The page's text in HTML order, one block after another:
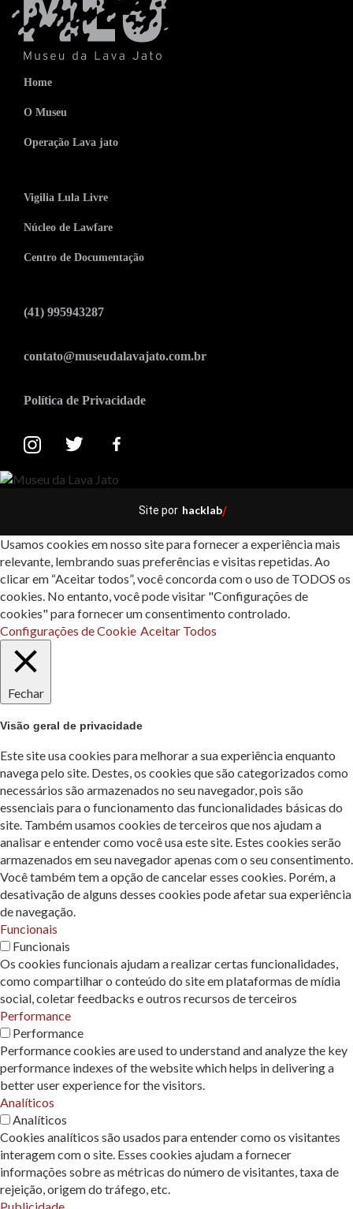
Home
O Museu
Operação Lava jato
Vigilia Lula Livre
Núcleo de Lawfare
Centro de Documentação
(41) 995943287
contato@museudalavajato.com.br
Política de Privacidade
Site por hacklab/
Usamos cookies em nosso site para fornecer a experiência mais
relevante, lembrando suas preferências e visitas repetidas. Ao
clicar em “Aceitar todos”, você concorda com o uso de TODOS os
cookies. No entanto, você pode visitar "Configurações de
cookies" para fornecer um consentimento controlado.
Configurações de Cookie Aceitar Todos
Fechar
Visão geral de privacidade
Este site usa cookies para melhorar a sua experiência enquanto
navega pelo site. Destes, os cookies que são categorizados como
necessários são armazenados no seu navegador, pois são
essenciais para o funcionamento das funcionalidades básicas do
site. Também usamos cookies de terceiros que nos ajudam a
analisar e entender como você usa este site. Estes cookies serão
armazenados em seu navegador apenas com o seu consentimento.
Você também tem a opção de cancelar esses cookies. Porém, a
desativação de alguns desses cookies pode afetar sua experiência
de navegação.
Funcionais
Funcionais
Os cookies funcionais ajudam a realizar certas funcionalidades,
como compartilhar o conteúdo do site em plataformas de mídia
social, coletar feedbacks e outros recursos de terceiros
Performance
Performance
Performance cookies are used to understand and analyze the key
performance indexes of the website which helps in delivering a
better user experience for the visitors.
Analíticos
Analíticos
Cookies analíticos são usados ​​para entender como os visitantes
interagem com o site. Esses cookies ajudam a fornecer
informações sobre as métricas do número de visitantes, taxa de
rejeição, origem do tráfego, etc.